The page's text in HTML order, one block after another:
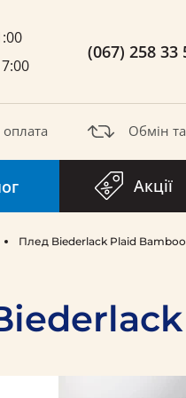
(067) 258 33
оплата Обмін
Акції
Плед Biederlack Plaid Bamboo